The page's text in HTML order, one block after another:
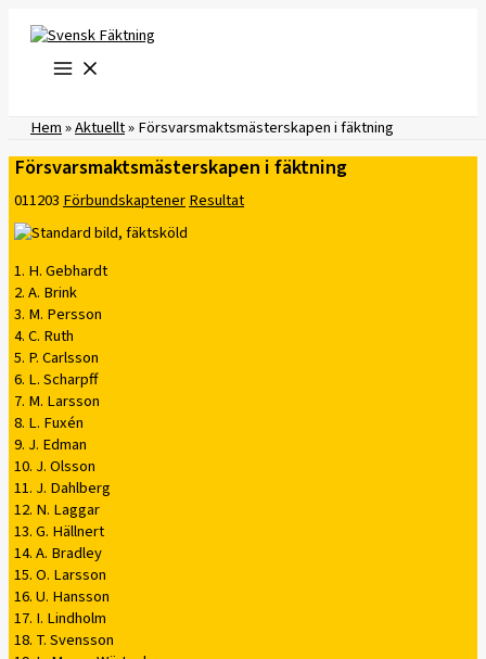
innehåll
Hem»Aktuellt»Försvarsmaktsmästerskapen i fäktning
Försvarsmaktsmästerskapen i fäktning
011203FörbundskaptenerResultat
1. H. Gebhardt
2. A. Brink
3. M. Persson
4. C. Ruth
5. P. Carlsson
6. L. Scharpff
7. M. Larsson
8. L. Fuxén
9. J. Edman
10. J. Olsson
11. J. Dahlberg
12. N. Laggar
13. G. Hällnert
14. A. Bradley
15. O. Larsson
16. U. Hansson
17. I. Lindholm
18. T. Svensson